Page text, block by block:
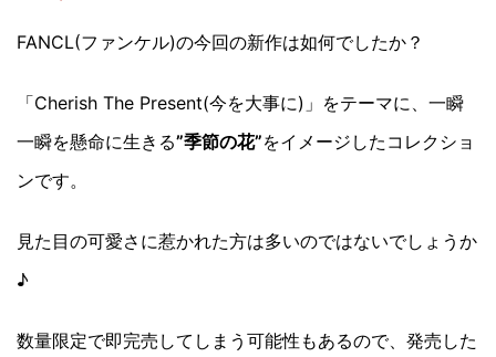
FANCL(ファンケル)の今回の新作は如何でしたか？
「Cherish The Present(今を大事に)」をテーマに、一瞬
一瞬を懸命に生きる”季節の花”をイメージしたコレクショ
ンです。
見た目の可愛さに惹かれた方は多いのではないでしょうか
♪
数量限定で即完売してしまう可能性もあるので、発売した